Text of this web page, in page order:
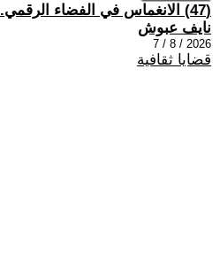
(47) الانغماس في الفضاء الرقمي.. ضياع واستلاب
نايف عبوش
2026 / 8 / 7
قضايا ثقافية